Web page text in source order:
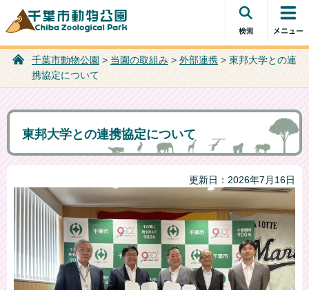
千葉市動物公園
検索・共
通メニュ
コンテン
ツメニュ
ー
千葉市動物公園 > 当園の取組み > 外部連携 > 東邦大学との連
携協定について
東邦大学との連携協定について
更新日：2026年7月16日